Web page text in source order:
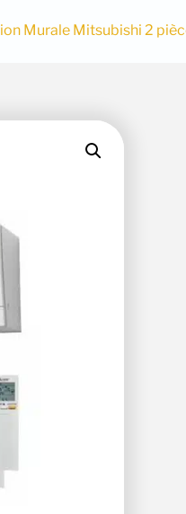
Murale Mitsubishi 2